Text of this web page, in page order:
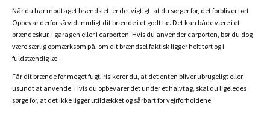
Når du har modtaget brændslet, er det vigtigt, at du sørger for, det forbliver tørt.
Opbevar derfor så vidt muligt dit brænde i et godt læ. Det kan både være i et
brændeskur, i garagen eller i carporten. Hvis du anvender carporten, bør du dog
være særlig opmærksom på, om dit brændsel faktisk ligger helt tørt og i
fuldstændig læ.
Får dit brænde for meget fugt, risikerer du, at det enten bliver ubrugeligt eller
usundt at anvende. Hvis du opbevarer det under et halvtag, skal du ligeledes
sørge for, at det ikke ligger utildækket og sårbart for vejrforholdene.